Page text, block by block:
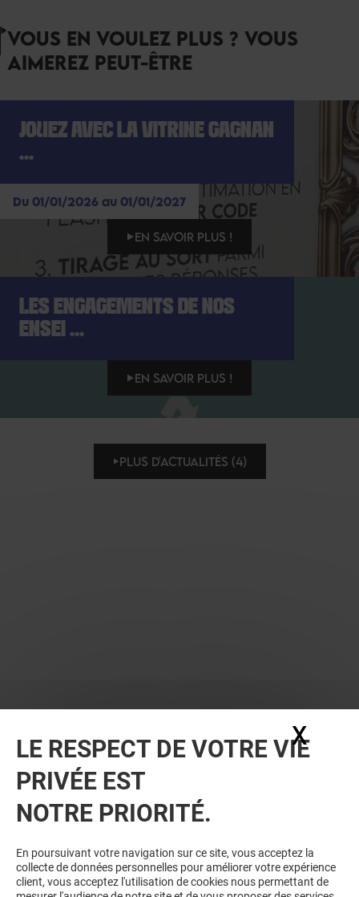
VOUS EN VOULEZ PLUS ? VOUS
AIMEREZ PEUT-ÊTRE
JOUEZ AVEC LA VITRINE GAGNAN
...
Du 01/01/2026 au 01/01/2027
EN SAVOIR PLUS !
LES ENGAGEMENTS DE NOS
ENSEI ...
EN SAVOIR PLUS !
PLUS D'ACTUALITÉS (4)
LE RESPECT DE VOTRE VIE
PRIVÉE EST
NOTRE PRIORITÉ.
En poursuivant votre navigation sur ce site, vous acceptez la
collecte de données personnelles pour améliorer votre expérience
client, vous acceptez l'utilisation de cookies nous permettant de
X